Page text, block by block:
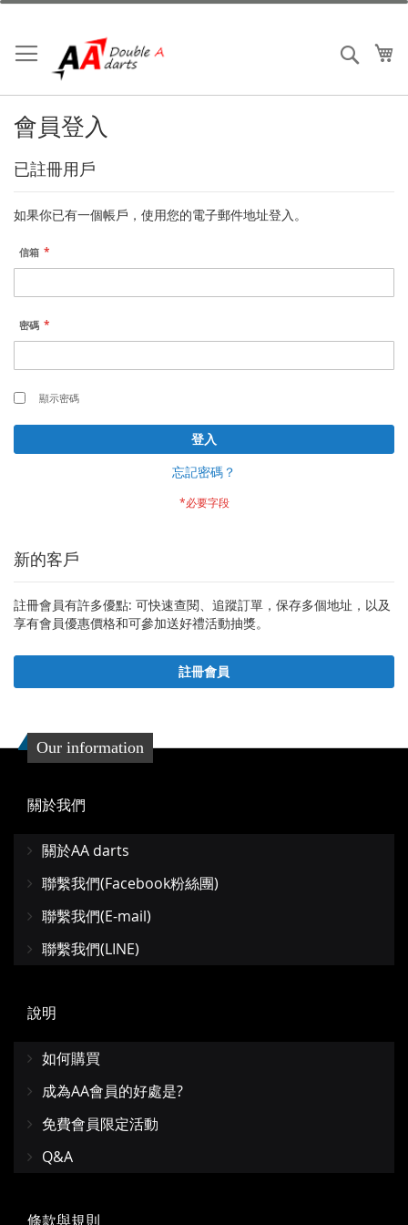
跳
內
容
搜索
會員登入
已註冊用戶
如果你已有一個帳戶，使用您的電子郵件地址登入。
信箱
密碼
顯示密碼
登入
忘記密碼？
新的客戶
註冊會員有許多優點: 可快速查閱、追蹤訂單，保存多個地址，以及
享有會員優惠價格和可參加送好禮活動抽獎。
註冊會員
Our information
關於我們
關於AA darts
聯繫我們(Facebook粉絲團)
聯繫我們(E-mail)
聯繫我們(LINE)
說明
如何購買
成為AA會員的好處是?
免費會員限定活動
Q&A
條款與規則